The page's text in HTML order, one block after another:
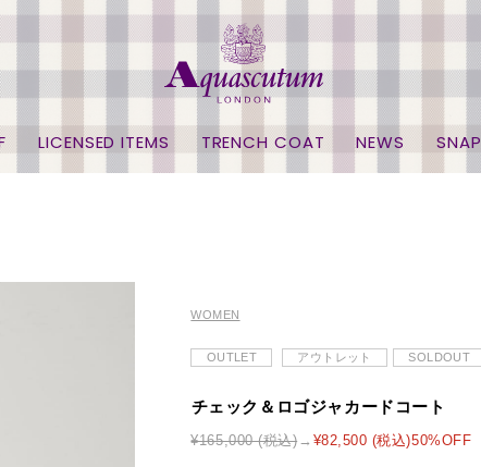
LICENSED ITEMS TRENCH COAT NEWS SNAP
WOMEN
OUTLET アウトレット SOLDOUT
チェック＆ロゴジャカードコート
¥165,000 (税込) ¥82,500 (税込)50%OFF